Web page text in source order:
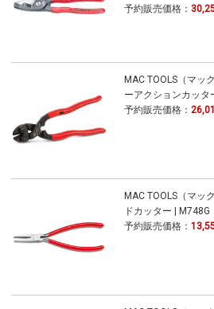
予約販売価格：
MAC TOOLS（マッ
ーアクションカッ
予約販売価格：
MAC TOOLS（マッ
ドカッター |
予約販売価格：